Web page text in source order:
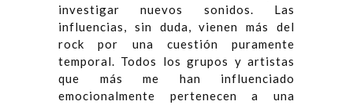
investigar nuevos sonidos. Las
influencias, sin duda, vienen más del
rock por una cuestión puramente
temporal. Todos los grupos y artistas
que más me han influenciado
emocionalmente pertenecen a una